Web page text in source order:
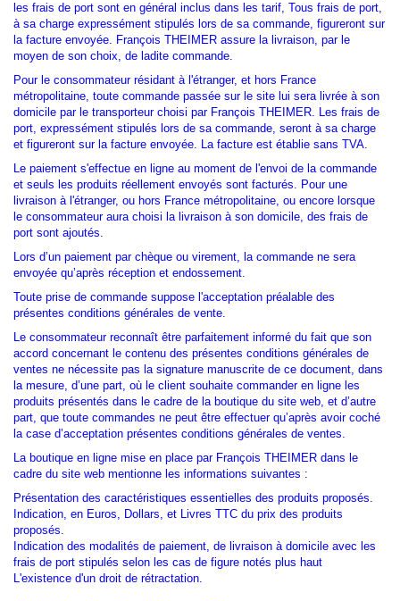
les frais de port sont en général inclus dans les tarif, Tous frais de port,
à sa charge expressément stipulés lors de sa commande, figureront sur
la facture envoyée. François THEIMER assure la livraison, par le
moyen de son choix, de ladite commande.
Pour le consommateur résidant à l'étranger, et hors France
métropolitaine, toute commande passée sur le site lui sera livrée à son
domicile par le transporteur choisi par François THEIMER. Les frais de
port, expressément stipulés lors de sa commande, seront à sa charge
et figureront sur la facture envoyée. La facture est établie sans TVA.
Le paiement s'effectue en ligne au moment de l'envoi de la commande
et seuls les produits réellement envoyés sont facturés. Pour une
livraison à l'étranger, ou hors France métropolitaine, ou encore lorsque
le consommateur aura choisi la livraison à son domicile, des frais de
port sont ajoutés.
Lors d’un paiement par chèque ou virement, la commande ne sera
envoyée qu’après réception et endossement.
Toute prise de commande suppose l'acceptation préalable des
présentes conditions générales de vente.
Le consommateur reconnaît être parfaitement informé du fait que son
accord concernant le contenu des présentes conditions générales de
ventes ne nécessite pas la signature manuscrite de ce document, dans
la mesure, d’une part, où le client souhaite commander en ligne les
produits présentés dans le cadre de la boutique du site web, et d’autre
part, que toute commandes ne peut être effectuer qu’après avoir coché
la case d’acceptation présentes conditions générales de ventes.
La boutique en ligne mise en place par François THEIMER dans le
cadre du site web mentionne les informations suivantes :
Présentation des caractéristiques essentielles des produits proposés.
Indication, en Euros, Dollars, et Livres TTC du prix des produits
proposés.
Indication des modalités de paiement, de livraison à domicile avec les
frais de port stipulés selon les cas de figure notés plus haut
L'existence d'un droit de rétractation.